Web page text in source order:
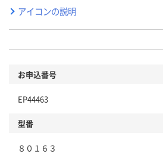
アイコンの説明
お申込番号
EP44463
型番
８０１６３